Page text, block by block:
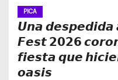
PICA
𝙐𝙣𝙖 𝙙𝙚𝙨𝙥𝙚𝙙𝙞𝙙𝙖
𝙁𝙚𝙨𝙩 𝟮𝟬𝟮𝟲
𝙛𝙞𝙚𝙨𝙩𝙖 𝙦𝙪𝙚
𝙤𝙖𝙨𝙞𝙨